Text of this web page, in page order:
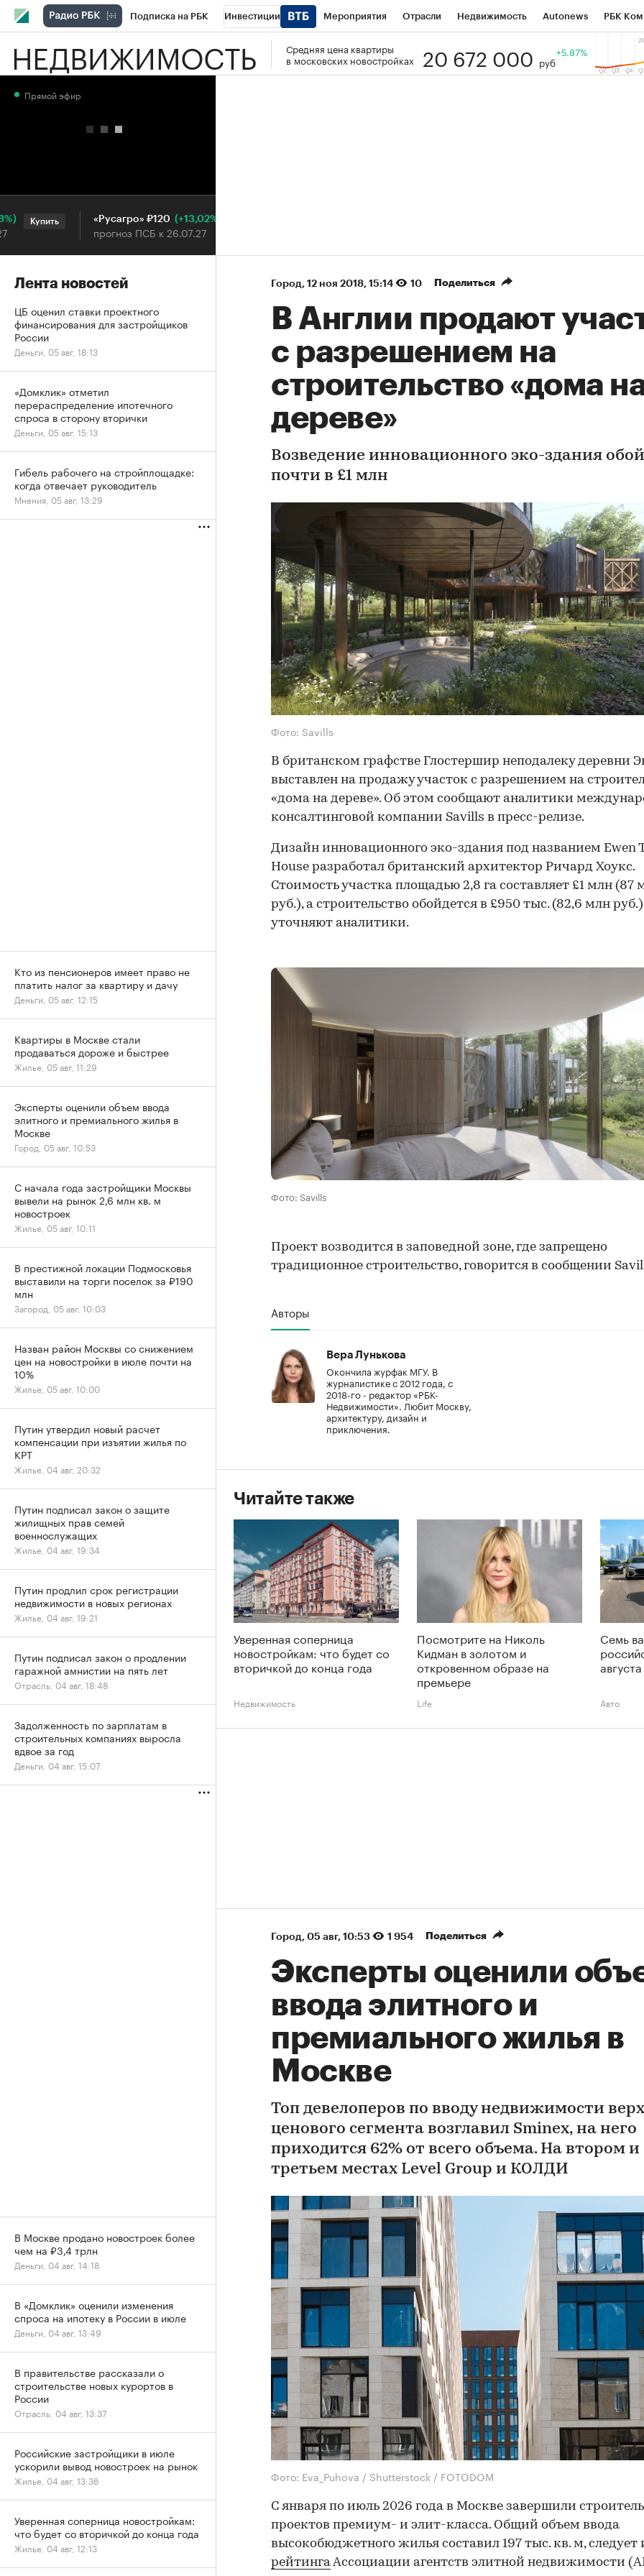
Подписка на РБК Инвестиции Мероприятия Отрасли Недвижимость Autonews РБК
РБК Вино Спорт Школа управления РБК РБК Образование Тренды
НЕДВИЖИМОСТЬ
Средняя цена квартиры
в московских новостройках
20 672 000 руб
+5.87%
Город⁠, 12 ноя 2018, 15:14 10 Поделиться
В Англии продают
с разрешением на
строительство «дома
дереве»
Возведение инновационного эко-здания
почти в £1 млн
Фото: Savills
В британском графстве Глостершир неподалеку деревни
выставлен на продажу участок с разрешением на
«дома на дереве». Об этом сообщают аналитики
консалтинговой компании Savills в пресс-релизе.
Дизайн инновационного эко-здания под названием Ewen
House разработал британский архитектор Ричард Хоукс.
Стоимость участка площадью 2,8 га составляет £1 млн (87
руб.), а строительство обойдется в £950 тыс. (82,6 млн
уточняют аналитики.
Фото: Savills
Проект возводится в заповедной зоне, где запрещено
традиционное строительство, говорится в сообщении
Авторы
Вера Лунькова
Окончила журфак МГУ. В
журналистике с 2012 года, с
2018-го - редактор «РБК-
Недвижимости». Любит Москву,
архитектуру, дизайн и
приключения.
Читайте также
Уверенная соперница
новостройкам: что будет со
вторичкой до конца года
Недвижимость
Посмотрите на Николь
Кидман в золотом и
откровенном образе на
премьере
Life
Семь
августа
Авто
Город⁠, 05 авг, 10:53 1 954 Поделиться
Эксперты оценили
ввода элитного и
премиального жилья в
Москве
Топ девелоперов по вводу недвижимости
ценового сегмента возглавил Sminex, на него
приходится 62% от всего объема. На втором и
третьем местах Level Group и КОЛДИ
Фото: Eva_Puhova / Shutterstock / FOTODOM
С января по июль 2026 года в Москве завершили
проектов премиум- и элит-класса. Общий объем ввода
высокобюджетного жилья составил 197 тыс. кв. м, следует
рейтингаАссоциации агентств элитной недвижимости
Прямой эфир
Купить «Русагро» ₽120 (+13,02%)
прогноз ПСБ к 26.07.27
Лента новостей
ЦБ оценил ставки проектного
финансирования для застройщиков
России
Деньги, 05 авг, 18:13
«Домклик» отметил
перераспределение ипотечного
спроса в сторону вторички
Деньги, 05 авг, 15:13
Гибель рабочего на стройплощадке:
когда отвечает руководитель
Мнения, 05 авг, 13:29
Кто из пенсионеров имеет право не
платить налог за квартиру и дачу
Деньги, 05 авг, 12:15
Квартиры в Москве стали
продаваться дороже и быстрее
Жилье, 05 авг, 11:29
Эксперты оценили объем ввода
элитного и премиального жилья в
Москве
Город, 05 авг, 10:53
С начала года застройщики Москвы
вывели на рынок 2,6 млн кв. м
новостроек
Жилье, 05 авг, 10:11
В престижной локации Подмосковья
выставили на торги поселок за ₽190
млн
Загород, 05 авг, 10:03
Назван район Москвы со снижением
цен на новостройки в июле почти на
10%
Жилье, 05 авг, 10:00
Путин утвердил новый расчет
компенсации при изъятии жилья по
КРТ
Жилье, 04 авг, 20:32
Путин подписал закон о защите
жилищных прав семей
военнослужащих
Жилье, 04 авг, 19:34
Путин продлил срок регистрации
недвижимости в новых регионах
Жилье, 04 авг, 19:21
Путин подписал закон о продлении
гаражной амнистии на пять лет
Отрасль, 04 авг, 18:48
Задолженность по зарплатам в
строительных компаниях выросла
вдвое за год
Деньги, 04 авг, 15:07
В Москве продано новостроек более
чем на ₽3,4 трлн
Деньги, 04 авг, 14:18
В «Домклик» оценили изменения
спроса на ипотеку в России в июле
Деньги, 04 авг, 13:49
В правительстве рассказали о
строительстве новых курортов в
России
Отрасль, 04 авг, 13:37
Российские застройщики в июле
ускорили вывод новостроек на рынок
Жилье, 04 авг, 13:36
Уверенная соперница новостройкам:
что будет со вторичкой до конца года
Жилье, 04 авг, 12:13